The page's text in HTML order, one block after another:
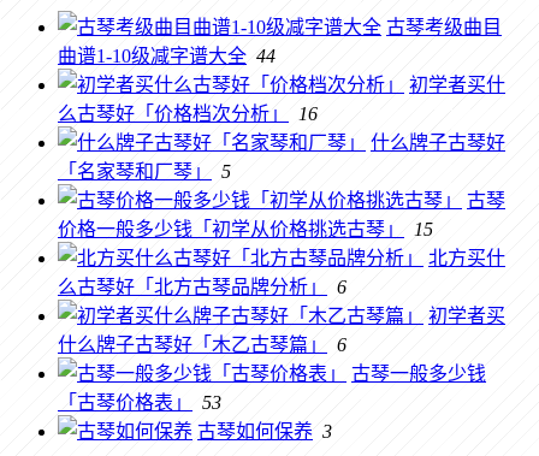
古琴考级曲目
曲谱1-10级减字谱大全 44
初学者买什
么古琴好「价格档次分析」
16
什么牌子古琴好
「名家琴和厂琴」
5
古琴
价格一般多少钱「初学从价格挑选古琴」
15
北方买什
么古琴好「北方古琴品牌分析」
6
初学者买
什么牌子古琴好「木乙古琴篇」
6
古琴一般多少钱
「古琴价格表」
53
古琴如何保养 3